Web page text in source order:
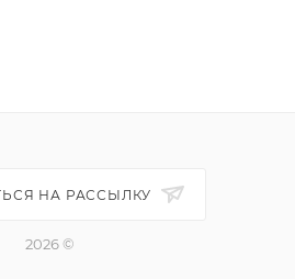
240-450 HV
550 MIN HV
НА РАССЫЛКУ
2026 ©